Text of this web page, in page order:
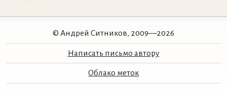
© Андрей Ситников, 2009—2026
Написать письмо автору
Облако меток